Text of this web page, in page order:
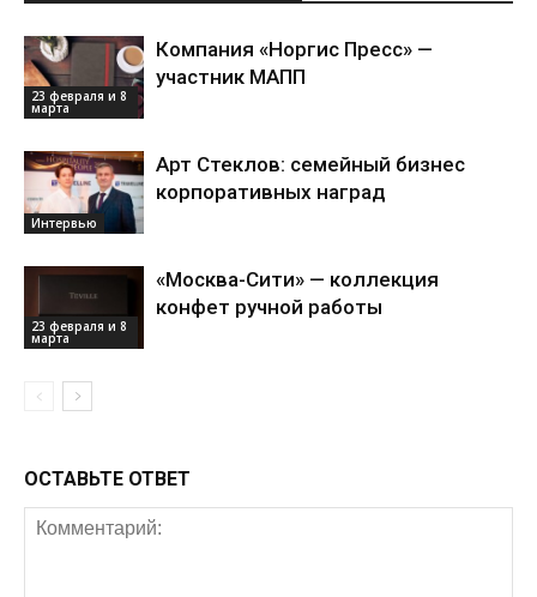
23 февраля и 8
марта
Компания «Норгис Пресс» —
участник МАПП
Интервью
Арт Стеклов: семейный бизнес
корпоративных наград
23 февраля и 8
марта
«Москва-Сити» — коллекция
конфет ручной работы
ОСТАВЬТЕ ОТВЕТ